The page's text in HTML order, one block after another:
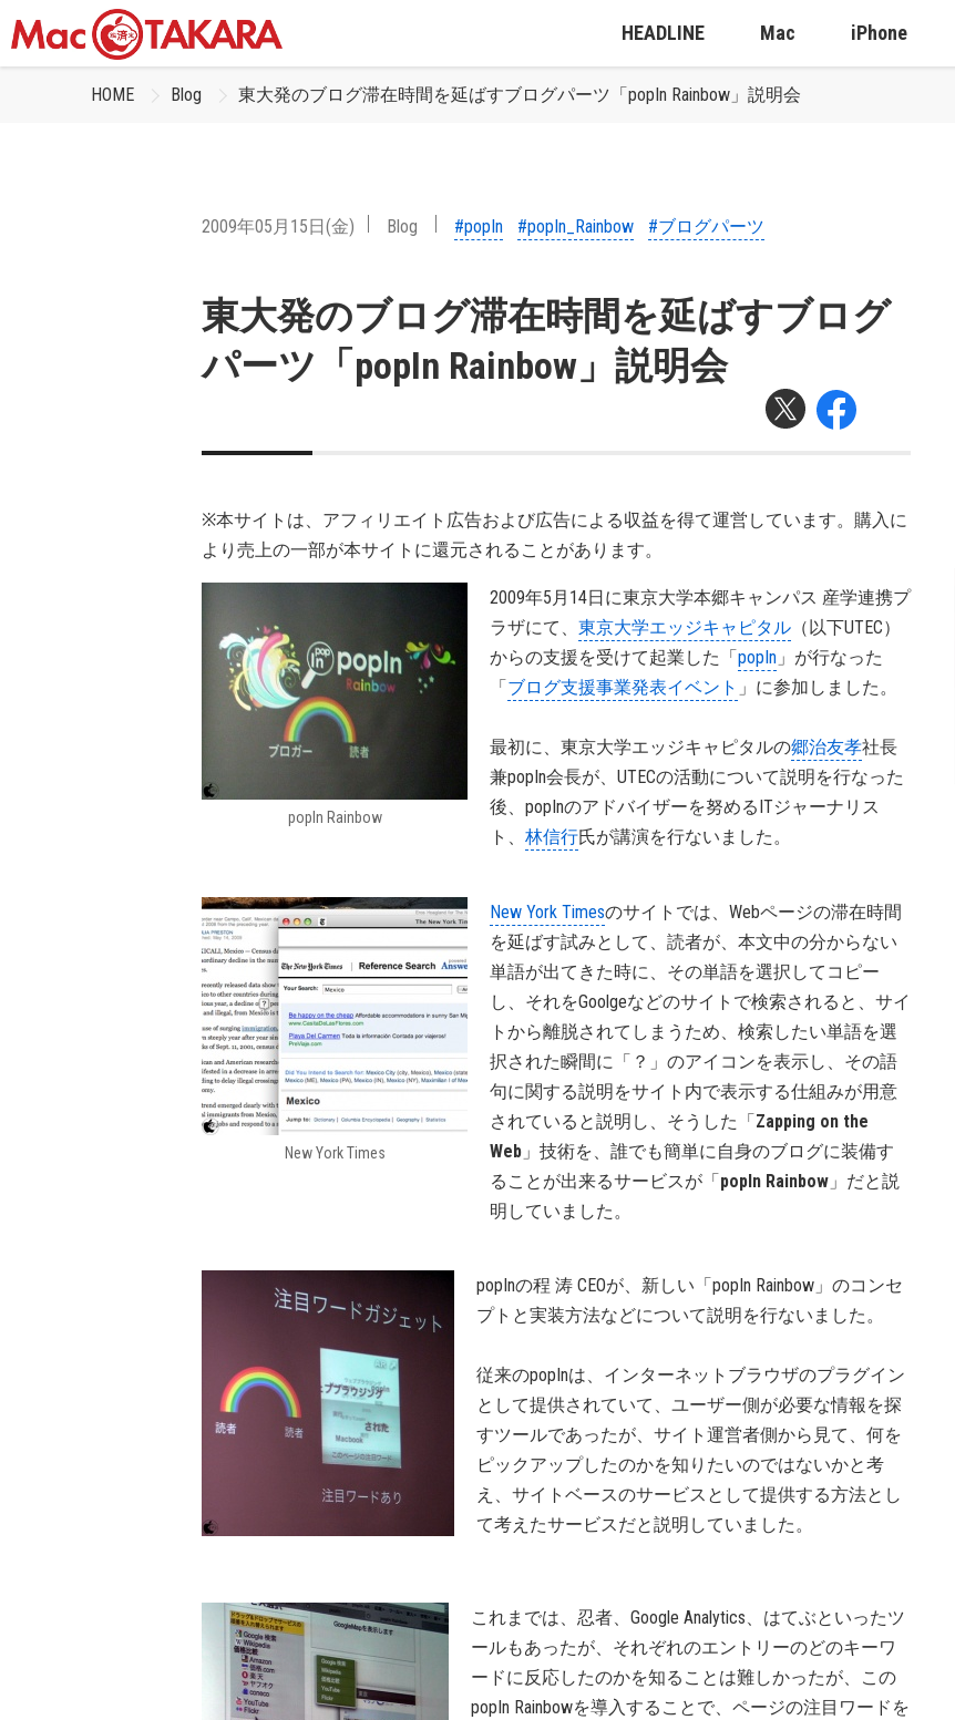
HEADLINE Mac iPhone
HOME Blog 東大発のブログ滞在時間を延ばすブログパーツ「popIn Rainbow」説明会
2009年05月15日(金) Blog #popIn #popIn_Rainbow #ブログパーツ
東大発のブログ滞在時間を延ばすブログ
パーツ「popIn Rainbow」説明会
※本サイトは、アフィリエイト広告および広告による収益を得て運営しています。購入に
より売上の一部が本サイトに還元されることがあります。
popIn Rainbow
2009年5月14日に東京大学本郷キャンパス 産学連携プ
ラザにて、 東京大学エッジキャピタル （以下UTEC）
からの支援を受けて起業した「popIn 」が行なった
「ブログ支援事業発表イベント 」に参加しました。
最初に、東京大学エッジキャピタルの郷治友孝社長
兼popIn会長が、UTECの活動について説明を行なった
後、popInのアドバイザーを努めるITジャーナリス
ト、 林信行氏が講演を行ないました。
New York Times
New York Timesのサイトでは、Webページの滞在時間
を延ばす試みとして、読者が、本文中の分からない
単語が出てきた時に、その単語を選択してコピー
し、それをGoolgeなどのサイトで検索されると、サイ
トから離脱されてしまうため、検索したい単語を選
択された瞬間に「？」のアイコンを表示し、その語
句に関する説明をサイト内で表示する仕組みが用意
されていると説明し、そうした「Zapping on the
Web 」技術を、誰でも簡単に自身のブログに装備す
ることが出来るサービスが「popIn Rainbow 」だと説
明していました。
popInの程 涛 CEOが、新しい「popIn Rainbow」のコンセ
プトと実装方法などについて説明を行ないました。
従来のpopInは、インターネットブラウザのプラグイン
として提供されていて、ユーザー側が必要な情報を探
すツールであったが、サイト運営者側から見て、何を
ピックアップしたのかを知りたいのではないかと考
え、サイトベースのサービスとして提供する方法とし
て考えたサービスだと説明していました。
これまでは、忍者、Google Analytics、はてぶといったツ
ールもあったが、それぞれのエントリーのどのキーワ
ードに反応したのかを知ることは難しかったが、この
popIn Rainbowを導入することで、ページの注目ワードを